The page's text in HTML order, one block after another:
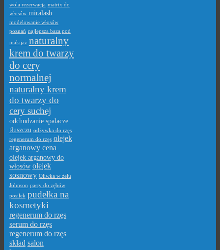
wola rezerwacja matrix do
włosów miralash
modelowanie włosów
poznań najlepsza baza pod
makijaż naturalny
krem do twarzy
do cery
normalnej
naturalny krem
do twarzy do
cery suchej
odchudzanie spalacze
tłuszczu odżywka do rzęs
regenerum do rzęs olejek
arganowy cena
olejek arganowy do
włosów olejek
sosnowy Oliwka w żelu
Johnson pasty do zębów
posiłek pudełka na
kosmetyki
regenerum do rzęs
serum do rzęs
regenerum do rzęs
skład salon